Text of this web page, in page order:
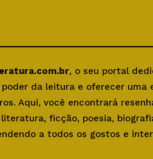
, o seu portal
da leitura e oferecer uma
Aqui, você encontrará
ficção, poesia,
a todos os gostos e